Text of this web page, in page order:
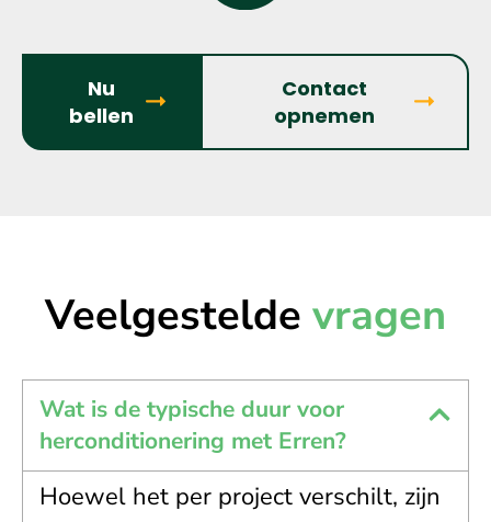
Nu
bellen
Contact
opnemen
Veelgestelde vragen
Wat is de typische duur voor
herconditionering met Erren?
Hoewel het per project verschilt, zijn